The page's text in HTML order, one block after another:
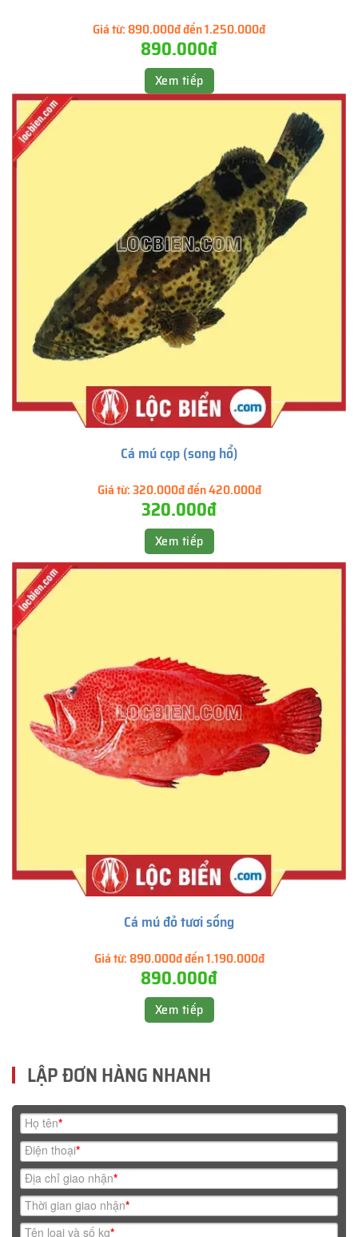
Giá từ:890.000đ đến 1.250.000đ
890.000đ
Xem tiếp
Cá mú cọp (song hổ)
Giá từ:320.000đ đến 420.000đ
320.000đ
Xem tiếp
Cá mú đỏ tươi sống
Giá từ:890.000đ đến 1.190.000đ
890.000đ
Xem tiếp
LẬP ĐƠN HÀNG NHANH
Họ tên*
Điện thoại*
Địa chỉ giao nhận*
Thời gian giao nhận*
Tên loại và số kg*